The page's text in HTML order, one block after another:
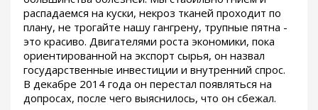
распадаемся на куски, некроз тканей проходит по
плану, не трогайте нашу гангрену, трупные пятна -
это красиво. Двигателями роста экономики, пока
ориентированной на экспорт сырья, он назвал
государственные инвестиции и внутренний спрос.
В декабре 2014 года он перестал появляться на
допросах, после чего выяснилось, что он сбежал.